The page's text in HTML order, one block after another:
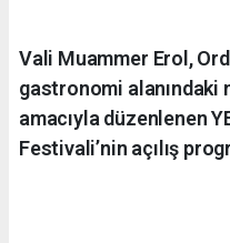
Vali Muammer Erol,
gastronomi alanındaki
amacıyla düzenlenen
Festivali’nin açılış